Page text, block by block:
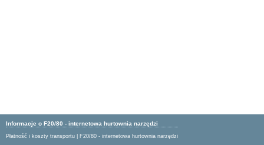
Artykuły BHP 24/25
Informacje o F20/80 - internetowa hurtownia narzędzi
Płatność i koszty transportu F20/80 - internetowa hurtownia narzędzi